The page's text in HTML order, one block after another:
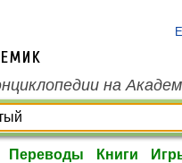
на
Переводы Книги